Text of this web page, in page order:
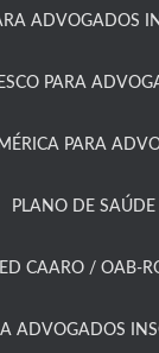
ADVOGADOS
PARA
PARA
PLANO DE
CAARO / OAB-
ADVOGADOS